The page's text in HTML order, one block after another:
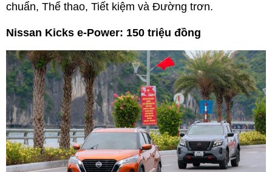
chuẩn, Thể thao, Tiết kiệm và Đường trơn.
Nissan Kicks e-Power: 150 triệu đồng